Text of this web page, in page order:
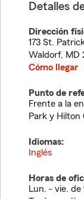
Detalles
Dirección
173 St.
Waldorf, MD
Cómo llegar
Punto de
Frente a la
Park y
Idiomas:
Inglés
Horas de
Lun. - vie. de